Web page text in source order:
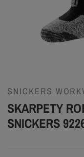
SNICKERS
SKARPETY
SNICKERS